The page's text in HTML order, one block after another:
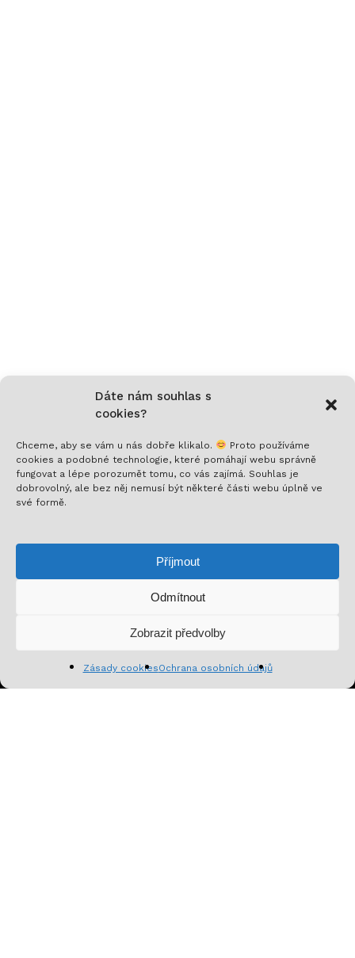
Dáte nám souhlas s
cookies?
Chceme, aby se vám u nás dobře klikalo.
Proto používáme
cookies a podobné technologie, které pomáhají webu správně
fungovat a lépe porozumět tomu, co vás zajímá. Souhlas je
dobrovolný, ale bez něj nemusí být některé části webu úplně ve
své formě.
Příjmout
Odmítnout
Zobrazit předvolby
Zásady cookiesOchrana osobních údajů
Nech si posílat to nejlepší!
speciální nabídky a inspirativní obsah. Přinášíme ti
jen to, co stojí za to!